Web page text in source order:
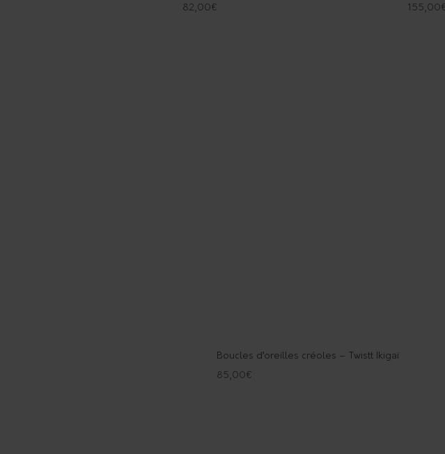
82,00€
155,00
Boucles d’oreilles créoles – Twistt Ikigaï
85,00€